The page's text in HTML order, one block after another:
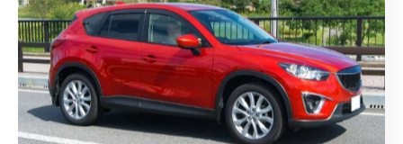
施工内容 Sサイズ
・ボディのガラスコーティング施工
・ホイールコーティング
・ミラー型ドライブレコーダー取付